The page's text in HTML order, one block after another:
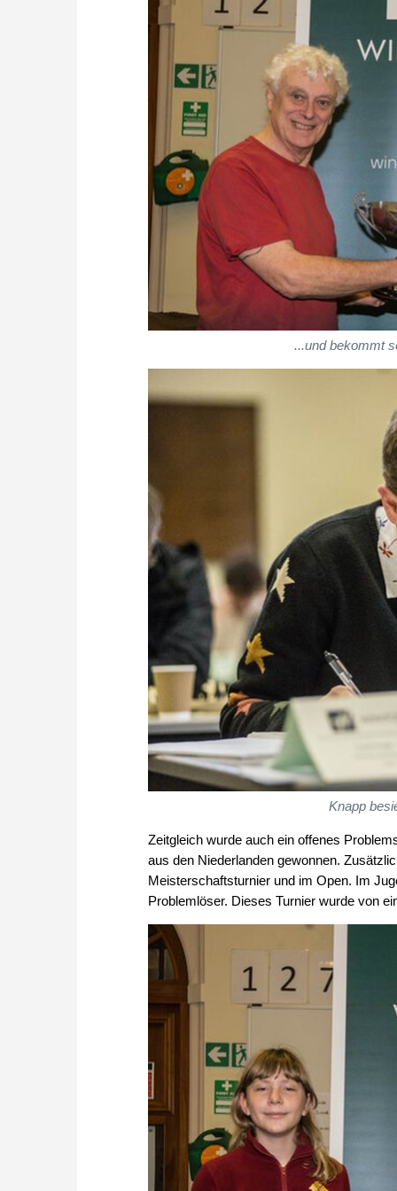
...und bekommt
Knapp
Zeitgleich wurde auch ein offenes
aus den Niederlanden gewonnen.
Meisterschaftsturnier und im Open. Im
Problemlöser. Dieses Turnier wurde von